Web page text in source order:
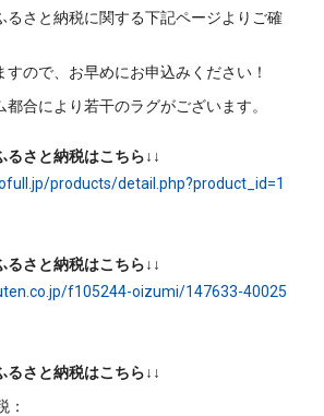
るさと納税に関する下記ページよりご確
ので、お早めにお申込みください！
合により若干のラグがございます。
るさと納税はこちら↓↓
products/detail.php?product_id=1
るさと納税はこちら↓↓
f105244-oizumi/147633-40025
るさと納税はこちら↓↓
：